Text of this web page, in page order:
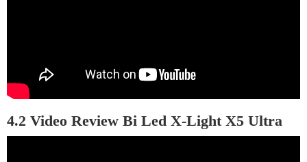
4.2 Video Review Bi Led X-Light X5 Ultra